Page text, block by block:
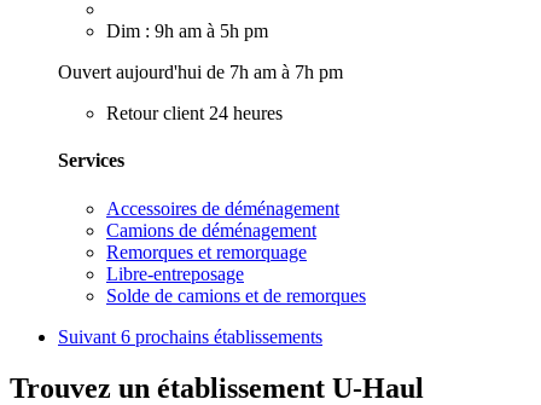
Dim : 9h am à 5h pm
Ouvert aujourd'hui de 7h am à 7h pm
Retour client 24 heures
Services
Accessoires de déménagement
Camions de déménagement
Remorques et remorquage
Libre-entreposage
Solde de camions et de remorques
Suivant 6 prochains établissements
Trouvez un établissement U-Haul